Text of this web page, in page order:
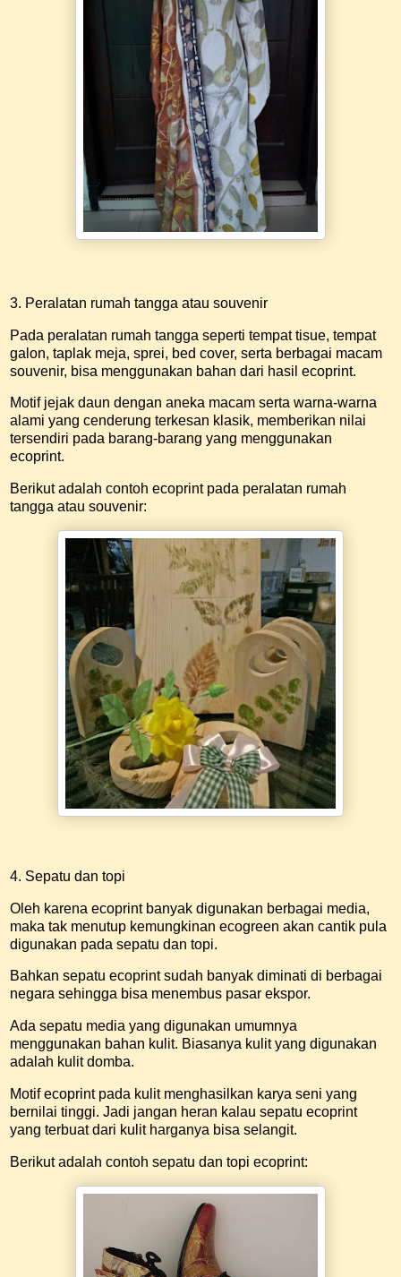
3. Peralatan rumah tangga atau souvenir
Pada peralatan rumah tangga seperti tempat tisue, tempat
galon, taplak meja, sprei, bed cover, serta berbagai macam
souvenir, bisa menggunakan bahan dari hasil ecoprint.
Motif jejak daun dengan aneka macam serta warna-warna
alami yang cenderung terkesan klasik, memberikan nilai
tersendiri pada barang-barang yang menggunakan
ecoprint.
Berikut adalah contoh ecoprint pada peralatan rumah
tangga atau souvenir:
4. Sepatu dan topi
Oleh karena ecoprint banyak digunakan berbagai media,
maka tak menutup kemungkinan ecogreen akan cantik pula
digunakan pada sepatu dan topi.
Bahkan sepatu ecoprint sudah banyak diminati di berbagai
negara sehingga bisa menembus pasar ekspor.
Ada sepatu media yang digunakan umumnya
menggunakan bahan kulit. Biasanya kulit yang digunakan
adalah kulit domba.
Motif ecoprint pada kulit menghasilkan karya seni yang
bernilai tinggi. Jadi jangan heran kalau sepatu ecoprint
yang terbuat dari kulit harganya bisa selangit.
Berikut adalah contoh sepatu dan topi ecoprint: